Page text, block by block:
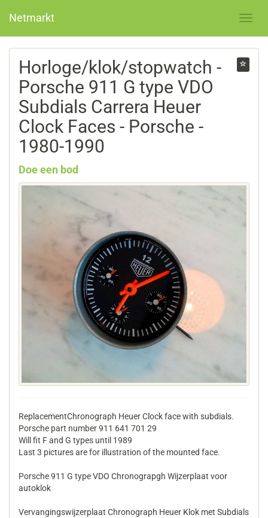
Netmarkt
Horloge/klok/stopwatch -
Porsche 911 G type VDO
Subdials Carrera Heuer
Clock Faces - Porsche -
1980-1990
Doe een bod
ReplacementChronograph Heuer Clock face with subdials.
Porsche part number 911 641 701 29
Will fit F and G types until 1989
Last 3 pictures are for illustration of the mounted face.
Porsche 911 G type VDO Chronograpgh Wijzerplaat voor
autoklok
Vervangingswijzerplaat Chronograph Heuer Klok met Subdials